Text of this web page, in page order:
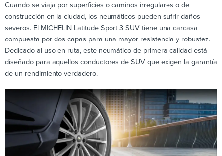
Cuando se viaja por superficies o caminos irregulares o de
construcción en la ciudad, los neumáticos pueden sufrir daños
severos. El MICHELIN Latitude Sport 3 SUV tiene una carcasa
compuesta por dos capas para una mayor resistencia y robustez.
Dedicado al uso en ruta, este neumático de primera calidad está
diseñado para aquellos conductores de SUV que exigen la garantía
de un rendimiento verdadero.